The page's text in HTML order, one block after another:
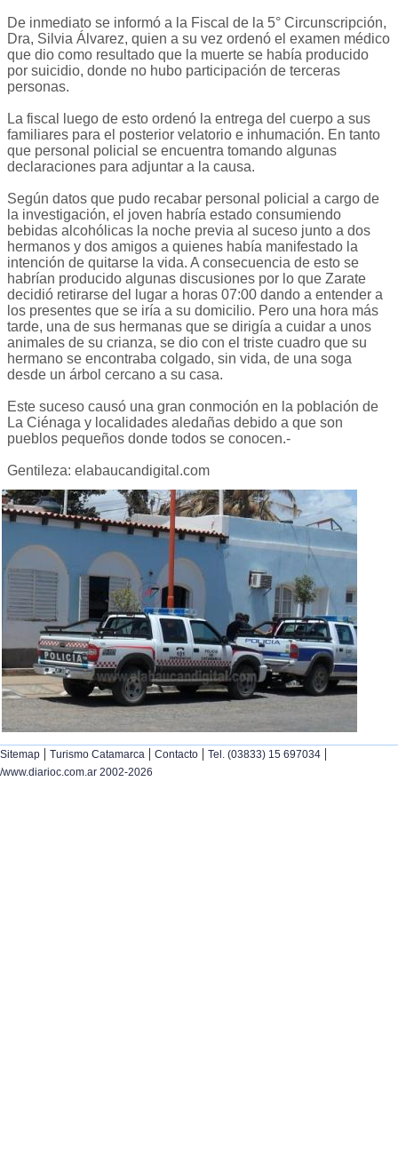
De inmediato se informó a la Fiscal de la 5° Circunscripción,
Dra, Silvia Álvarez, quien a su vez ordenó el examen médico
que dio como resultado que la muerte se había producido
por suicidio, donde no hubo participación de terceras
personas.
La fiscal luego de esto ordenó la entrega del cuerpo a sus
familiares para el posterior velatorio e inhumación. En tanto
que personal policial se encuentra tomando algunas
declaraciones para adjuntar a la causa.
Según datos que pudo recabar personal policial a cargo de
la investigación, el joven habría estado consumiendo
bebidas alcohólicas la noche previa al suceso junto a dos
hermanos y dos amigos a quienes había manifestado la
intención de quitarse la vida. A consecuencia de esto se
habrían producido algunas discusiones por lo que Zarate
decidió retirarse del lugar a horas 07:00 dando a entender a
los presentes que se iría a su domicilio. Pero una hora más
tarde, una de sus hermanas que se dirigía a cuidar a unos
animales de su crianza, se dio con el triste cuadro que su
hermano se encontraba colgado, sin vida, de una soga
desde un árbol cercano a su casa.
Este suceso causó una gran conmoción en la población de
La Ciénaga y localidades aledañas debido a que son
pueblos pequeños donde todos se conocen.-
Gentileza: elabaucandigital.com
Sitemap | Turismo Catamarca | Contacto | Tel. (03833) 15 697034 |
/www.diarioc.com.ar 2002-2026